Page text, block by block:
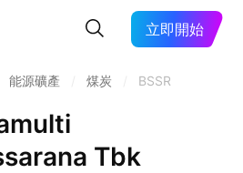
立即開始
能源礦產 煤炭 BSSR
Tbk